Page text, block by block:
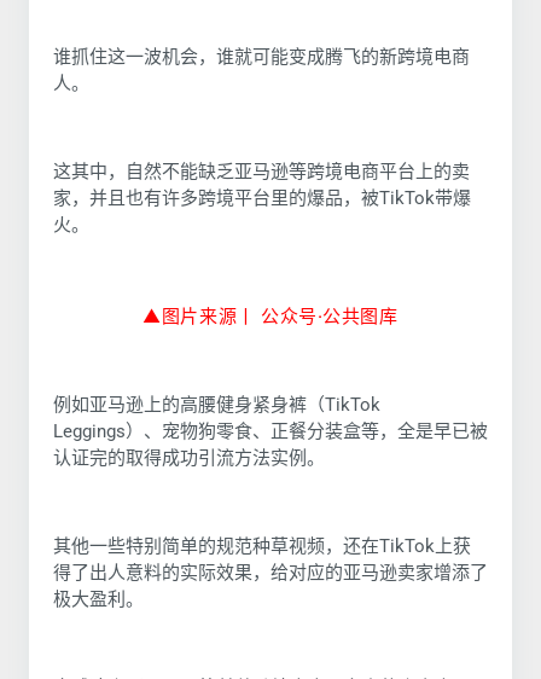
谁抓住这一波机会，谁就可能变成腾飞的新跨境电商
人。
这其中，自然不能缺乏亚马逊等跨境电商平台上的卖
家，并且也有许多跨境平台里的爆品，被TikTok带爆
火。
▲图片来源丨 公众号·公共图库
例如亚马逊上的高腰健身紧身裤（TikTok
Leggings）、宠物狗零食、正餐分装盒等，全是早已被
认证完的取得成功引流方法实例。
其他一些特别简单的规范种草视频，还在TikTok上获
得了出人意料的实际效果，给对应的亚马逊卖家增添了
极大盈利。